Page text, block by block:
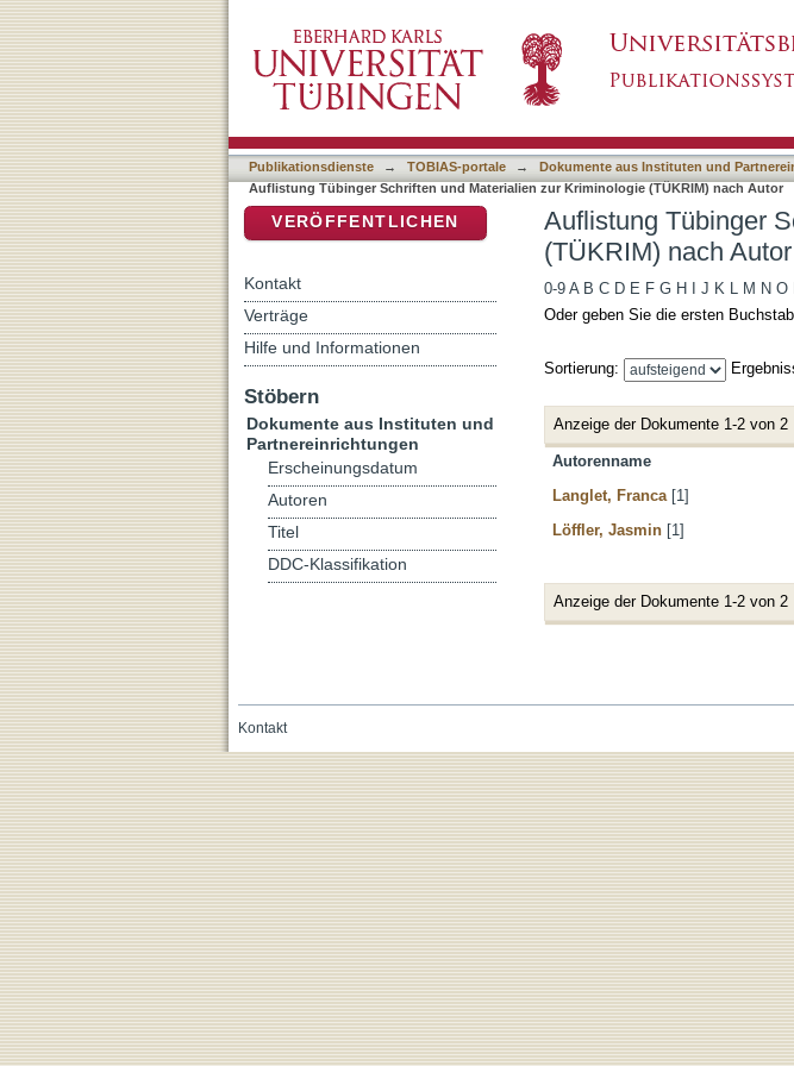
Publikationsdienste → TOBIAS-portale → Dokumente aus Instituten und
Auflistung Tübinger Schriften und Materialien zur Kriminologie (TÜKRIM) nach Autor
Auflistung Tübinger
(TÜKRIM) nach Autor
0-9 A B C D E F G H J K L M N O
Oder geben Sie die ersten
Sortierung:
Anzeige der Dokumente 1-2 von 2
Autorenname
Langlet, Franca [1]
Löffler, Jasmin [1]
Anzeige der Dokumente 1-2 von 2
VERÖFFENTLICHEN
Kontakt
Verträge
Hilfe und Informationen
Stöbern
Dokumente aus Instituten und
Partnereinrichtungen
Erscheinungsdatum
Autoren
Titel
DDC-Klassifikation
Kontakt